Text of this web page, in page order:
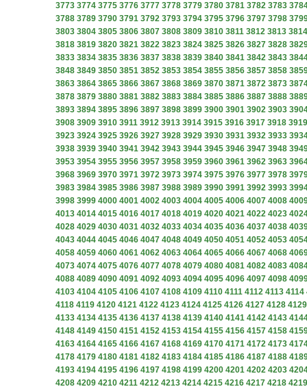
3773 3774 3775 3776 3777 3778 3779 3780 3781 3782 3783
3788 3789 3790 3791 3792 3793 3794 3795 3796 3797 3798
3803 3804 3805 3806 3807 3808 3809 3810 3811 3812 3813 3814
3818 3819 3820 3821 3822 3823 3824 3825 3826 3827 3828
3833 3834 3835 3836 3837 3838 3839 3840 3841 3842 3843
3848 3849 3850 3851 3852 3853 3854 3855 3856 3857 3858
3863 3864 3865 3866 3867 3868 3869 3870 3871 3872 3873
3878 3879 3880 3881 3882 3883 3884 3885 3886 3887 3888
3893 3894 3895 3896 3897 3898 3899 3900 3901 3902 3903
3908 3909 3910 3911 3912 3913 3914 3915 3916 3917 3918 3919
3923 3924 3925 3926 3927 3928 3929 3930 3931 3932 3933
3938 3939 3940 3941 3942 3943 3944 3945 3946 3947 3948
3953 3954 3955 3956 3957 3958 3959 3960 3961 3962 3963
3968 3969 3970 3971 3972 3973 3974 3975 3976 3977 3978
3983 3984 3985 3986 3987 3988 3989 3990 3991 3992 3993
3998 3999 4000 4001 4002 4003 4004 4005 4006 4007 4008
4013 4014 4015 4016 4017 4018 4019 4020 4021 4022 4023
4028 4029 4030 4031 4032 4033 4034 4035 4036 4037 4038
4043 4044 4045 4046 4047 4048 4049 4050 4051 4052 4053
4058 4059 4060 4061 4062 4063 4064 4065 4066 4067 4068
4073 4074 4075 4076 4077 4078 4079 4080 4081 4082 4083
4088 4089 4090 4091 4092 4093 4094 4095 4096 4097 4098
4103 4104 4105 4106 4107 4108 4109 4110 4111 4112 4113 4114
4118 4119 4120 4121 4122 4123 4124 4125 4126 4127 4128 4129
4133 4134 4135 4136 4137 4138 4139 4140 4141 4142 4143
4148 4149 4150 4151 4152 4153 4154 4155 4156 4157 4158
4163 4164 4165 4166 4167 4168 4169 4170 4171 4172 4173
4178 4179 4180 4181 4182 4183 4184 4185 4186 4187 4188
4193 4194 4195 4196 4197 4198 4199 4200 4201 4202 4203
4208 4209 4210 4211 4212 4213 4214 4215 4216 4217 4218 4219